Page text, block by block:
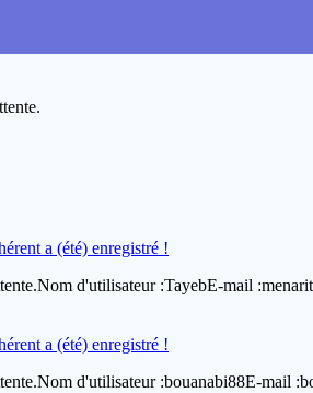
a (été) enregistré !
d'utilisateur :TayebE-mail
a (été) enregistré !
d'utilisateur :bouanabi88E-mail